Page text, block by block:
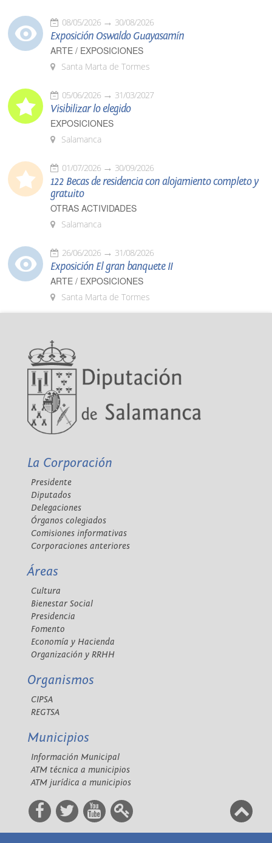
08/05/2026 30/08/2026
Exposición Oswaldo Guayasamín
ARTE / EXPOSICIONES
Santa Marta de Tormes
05/06/2026 31/03/2027
Visibilizar lo elegido
EXPOSICIONES
Salamanca
01/07/2026 30/09/2026
122 Becas de residencia con alojamiento completo y
gratuito
OTRAS ACTIVIDADES
Salamanca
26/06/2026 31/08/2026
Exposición El gran banquete II
ARTE / EXPOSICIONES
Santa Marta de Tormes
La Corporación
Presidente
Diputados
Delegaciones
Órganos colegiados
Comisiones informativas
Corporaciones anteriores
Áreas
Cultura
Bienestar Social
Presidencia
Fomento
Economía y Hacienda
Organización y RRHH
Organismos
CIPSA
REGTSA
Municipios
Información Municipal
ATM técnica a municipios
ATM jurídica a municipios